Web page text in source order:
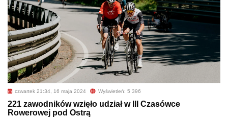
czwartek 21:34, 16 maja 2024 Wyświetleń: 5 396
221 zawodników wzięło udział w III Czasówce
Rowerowej pod Ostrą